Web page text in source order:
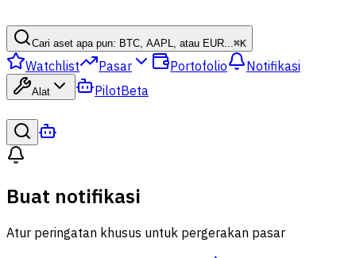
Cari aset apa pun: BTC, AAPL, atau EUR...⌘K
Watchlist Pasar Portofolio Notifikasi
Alat PilotBeta
Buat notifikasi
Atur peringatan khusus untuk pergerakan pasar